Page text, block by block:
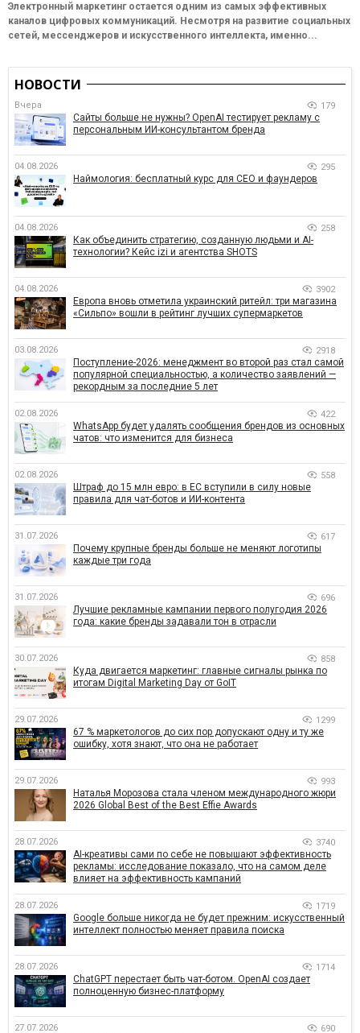
Электронный маркетинг остается одним из самых эффективных
каналов цифровых коммуникаций. Несмотря на развитие социальных
сетей, мессенджеров и искусственного интеллекта, именно...
НОВОСТИ
Вчера 179
Сайты больше не нужны? OpenAI тестирует рекламу с
персональным ИИ-консультантом бренда
04.08.2026 295
Наймология: бесплатный курс для CEO и фаундеров
04.08.2026 258
Как объединить стратегию, созданную людьми и AI-
технологии? Кейс izi и агентства SHOTS
04.08.2026 3902
Европа вновь отметила украинский ритейл: три магазина
«Сильпо» вошли в рейтинг лучших супермаркетов
03.08.2026 2918
Поступление-2026: менеджмент во второй раз стал самой
популярной специальностью, а количество заявлений —
рекордным за последние 5 лет
02.08.2026 422
WhatsApp будет удалять сообщения брендов из основных
чатов: что изменится для бизнеса
02.08.2026 558
Штраф до 15 млн евро: в ЕС вступили в силу новые
правила для чат-ботов и ИИ-контента
31.07.2026 617
Почему крупные бренды больше не меняют логотипы
каждые три года
31.07.2026 696
Лучшие рекламные кампании первого полугодия 2026
года: какие бренды задавали тон в отрасли
30.07.2026 858
Куда двигается маркетинг: главные сигналы рынка по
итогам Digital Marketing Day от GoIT
29.07.2026 1299
67 % маркетологов до сих пор допускают одну и ту же
ошибку, хотя знают, что она не работает
29.07.2026 993
Наталья Морозова стала членом международного жюри
2026 Global Best of the Best Effie Awards
28.07.2026 3740
AI-креативы сами по себе не повышают эффективность
рекламы: исследование показало, что на самом деле
влияет на эффективность кампаний
28.07.2026 1719
Google больше никогда не будет прежним: искусственный
интеллект полностью меняет правила поиска
28.07.2026 1714
ChatGPT перестает быть чат-ботом. OpenAI создает
полноценную бизнес-платформу
27.07.2026 690